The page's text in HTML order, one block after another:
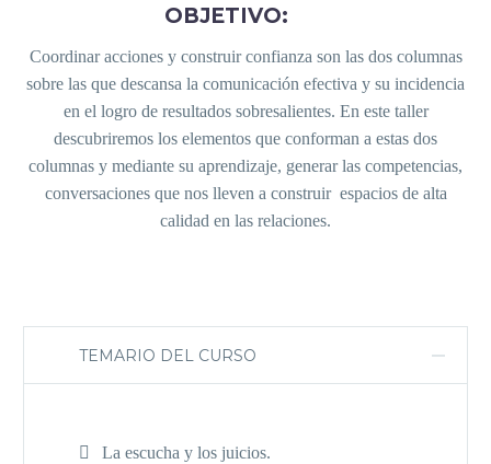
OBJETIVO:
Coordinar acciones y construir confianza son las dos columnas
sobre las que descansa la comunicación efectiva y su incidencia
en el logro de resultados sobresalientes. En este taller
descubriremos los elementos que conforman a estas dos
columnas y mediante su aprendizaje, generar las competencias,
conversaciones que nos lleven a construir espacios de alta
calidad en las relaciones.
TEMARIO DEL CURSO
La escucha y los juicios.